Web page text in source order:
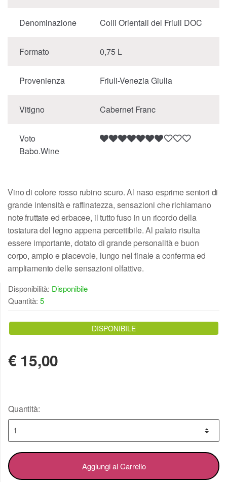
Denominazione Colli Orientali del Friuli DOC
Formato 0,75 L
Provenienza Friuli-Venezia Giulia
Vitigno Cabernet Franc
Voto
Babo.Wine
Vino di colore rosso rubino scuro. Al naso esprime sentori di
grande intensità e raffinatezza, sensazioni che richiamano
note fruttate ed erbacee, il tutto fuso in un ricordo della
tostatura del legno appena percettibile. Al palato risulta
essere importante, dotato di grande personalità e buon
corpo, ampio e piacevole, lungo nel finale a conferma ed
ampliamento delle sensazioni olfattive.
Disponibilità: Disponibile
Quantità: 5
DISPONIBILE
€ 15,00
Quantità:
Aggiungi al Carrello